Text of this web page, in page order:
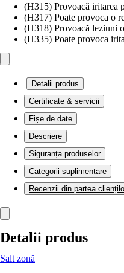
(H315) Provoacă iritarea
(H317) Poate provoca o
(H318) Provoacă leziuni
(H335) Poate provoca
Detalii produs
Certificate & servicii
Fișe de date
Descriere
Siguranța produselor
Categorii suplimentare
Recenzii din partea
Detalii produs
Salt zonă